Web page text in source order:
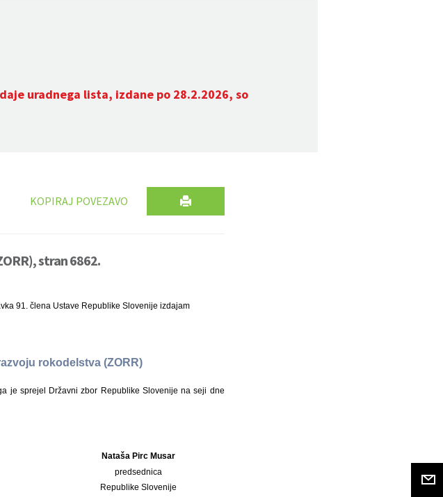
uradnega lista, izdane po 28.2.2026, so
KOPIRAJ POVEZAVO
stran 6862.
91. člena Ustave Republike Slovenije izdajam
rokodelstva (ZORR)
je sprejel Državni zbor Republike Slovenije na seji dne
Nataša Pirc Musar
predsednica
Republike Slovenije